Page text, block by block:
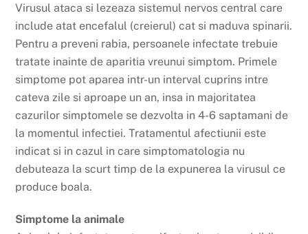
Virusul ataca si lezeaza sistemul nervos central care
include atat encefalul (creierul) cat si maduva spinarii.
Pentru a preveni rabia, persoanele infectate trebuie
tratate inainte de aparitia vreunui simptom. Primele
simptome pot aparea intr-un interval cuprins intre
cateva zile si aproape un an, insa in majoritatea
cazurilor simptomele se dezvolta in 4-6 saptamani de
la momentul infectiei. Tratamentul afectiunii este
indicat si in cazul in care simptomatologia nu
debuteaza la scurt timp de la expunerea la virusul ce
produce boala.
Simptome la animale